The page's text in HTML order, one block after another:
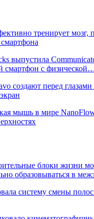
тренирует мозг,
смартфона
выпустила
смартфон с
создают перед
мышь в мире
блоки жизни
образовываться в
систему смены